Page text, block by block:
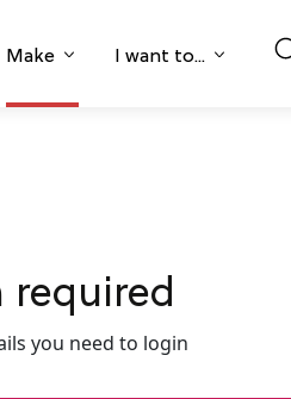
Make I want to...
required
you need to login